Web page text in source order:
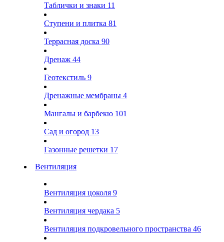
Таблички и знаки 11
Ступени и плитка 81
Террасная доска 90
Дренаж 44
Геотекстиль 9
Дренажные мембраны 4
Мангалы и барбекю 101
Сад и огород 13
Газонные решетки 17
Вентиляция
Вентиляция цоколя 9
Вентиляция чердака 5
Вентиляция подкровельного пространства 46